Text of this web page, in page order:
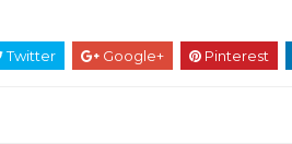
Twitter Google+ Pinterest